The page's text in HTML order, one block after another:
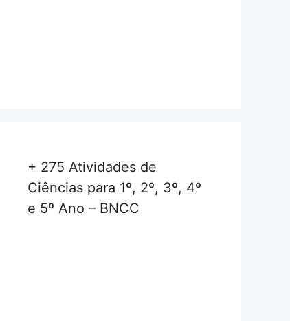
+ 275 Atividades de
Ciências para 1º, 2º, 3º, 4º
e 5º Ano – BNCC